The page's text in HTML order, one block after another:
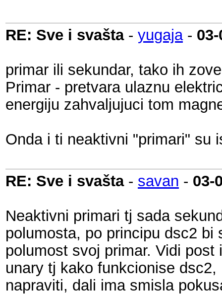
RE: Sve i svašta- yugaja-
primar ili sekundar, tako ih
Primar - pretvara ulaznu
energiju zahvaljujuci tom
Onda i ti neaktivni "primari" su
RE: Sve i svašta- savan - 03-
Neaktivni primari tj sada
polumosta, po principu dsc2
polumost svoj primar. Vidi
unary tj kako funkcionise
napraviti, dali ima smisla